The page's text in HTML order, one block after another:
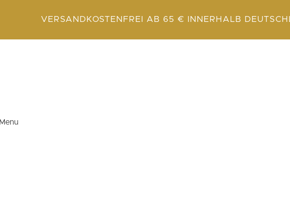
VERSANDKOSTENFREI AB 65 € INNERHALB
Menu